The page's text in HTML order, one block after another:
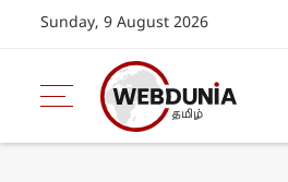
Sunday, 9 August 2026